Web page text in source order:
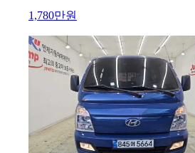
1,780만원